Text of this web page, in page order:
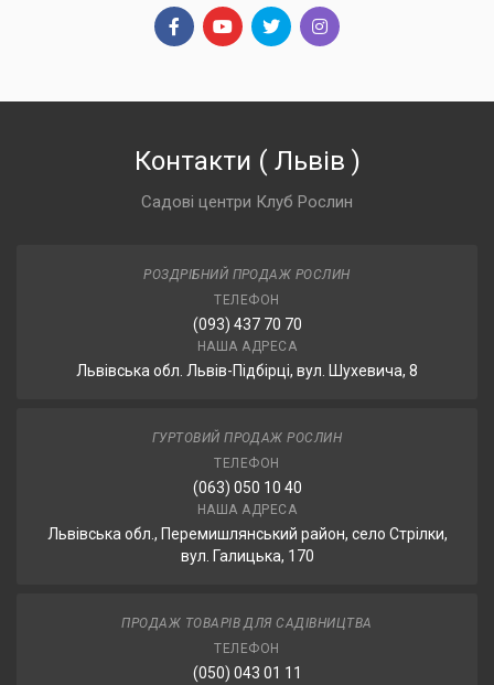
Контакти ( Львів )
Садові центри Клуб Рослин
РОЗДРІБНИЙ ПРОДАЖ РОСЛИН
ТЕЛЕФОН
(093) 437 70 70
НАША АДРЕСА
Львівська обл. Львів-Підбірці, вул. Шухевича, 8
ГУРТОВИЙ ПРОДАЖ РОСЛИН
ТЕЛЕФОН
(063) 050 10 40
НАША АДРЕСА
Львівська обл., Перемишлянський район, село Стрілки,
вул. Галицька, 170
ПРОДАЖ ТОВАРІВ ДЛЯ САДІВНИЦТВА
ТЕЛЕФОН
(050) 043 01 11